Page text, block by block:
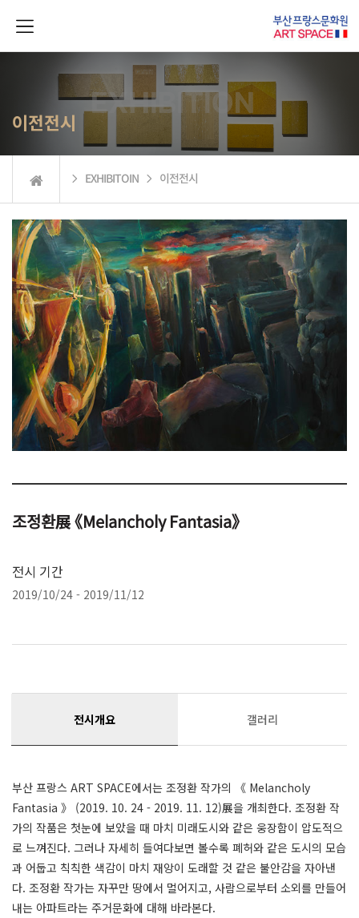
이전전시
 EXHIBITOIN  이전전시
조정환展 《Melancholy Fantasia》
전시 기간
2019/10/24 - 2019/11/12
전시개요 갤러리
부산 프랑스 ART SPACE에서는 조정환 작가의 《 Melancholy
Fantasia 》 (2019. 10. 24 - 2019. 11. 12)展을 개최한다. 조정환 작
가의 작품은 첫눈에 보았을 때 마치 미래도시와 같은 웅장함이 압도적으
로 느껴진다. 그러나 자세히 들여다보면 볼수록 폐허와 같은 도시의 모습
과 어둡고 칙칙한 색감이 마치 재앙이 도래할 것 같은 불안감을 자아낸
다. 조정환 작가는 자꾸만 땅에서 멀어지고, 사람으로부터 소외를 만들어
내는 아파트라는 주거문화에 대해 바라본다.